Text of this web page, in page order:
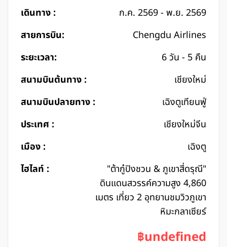
เดินทาง :
ก.ค. 2569 - พ.ย. 2569
สายการบิน:
Chengdu Airlines
ระยะเวลา:
6 วัน - 5 คืน
สนามบินต้นทาง :
เชียงใหม่
สนามบินปลายทาง :
เฉิงตูเทียนฟู่
ประเทศ :
เชียงใหม่จีน
เมือง :
เฉิงตู
ไฮไลท์ :
"ต้ากู๋ปิงชวน & ภูเขาสี่ดรุณี"
ดินแดนสวรรค์ความสูง 4,860
เมตร เที่ยว 2 อุทยานชมวิวภูเขา
หิมะกลาเซียร์
฿undefined